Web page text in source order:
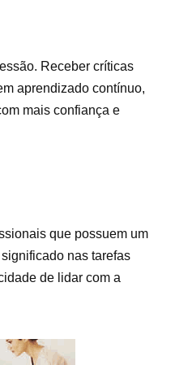
Receber críticas
aprendizado contínuo,
mais confiança e
que possuem um
nas tarefas
de lidar com a